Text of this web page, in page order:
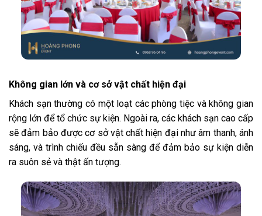
Không gian lớn và cơ sở vật chất hiện đại
Khách sạn thường có một loạt các phòng tiệc và không gian
rộng lớn để tổ chức sự kiện. Ngoài ra, các khách sạn cao cấp
sẽ đảm bảo được cơ sở vật chất hiện đại như âm thanh, ánh
sáng, và trình chiếu đều sẵn sàng để đảm bảo sự kiện diễn
ra suôn sẻ và thật ấn tượng.